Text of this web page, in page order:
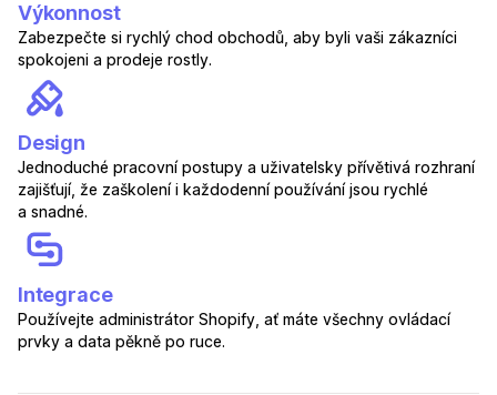
Výkonnost
Zabezpečte si rychlý chod obchodů, aby byli vaši zákazníci
spokojeni a prodeje rostly.
Design
Jednoduché pracovní postupy a uživatelsky přívětivá rozhraní
zajišťují, že zaškolení i každodenní používání jsou rychlé
a snadné.
Integrace
Používejte administrátor Shopify, ať máte všechny ovládací
prvky a data pěkně po ruce.